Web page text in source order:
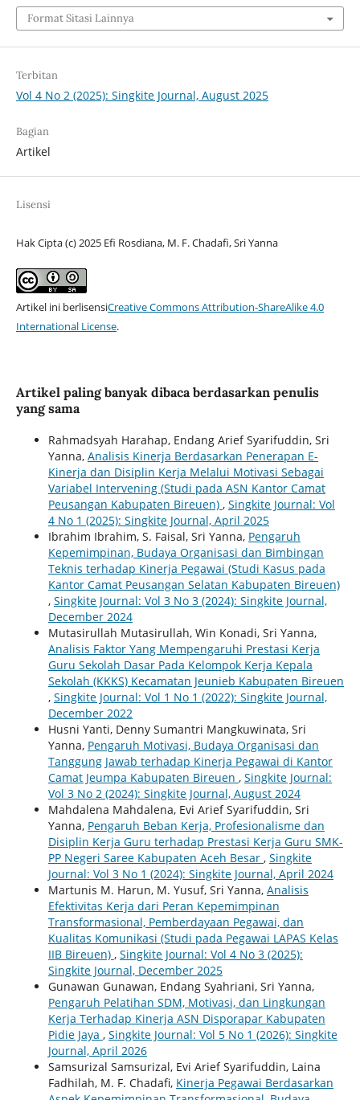
Format Sitasi Lainnya
Terbitan
Vol 4 No 2 (2025): Singkite Journal, August 2025
Bagian
Artikel
Lisensi
Hak Cipta (c) 2025 Efi Rosdiana, M. F. Chadafi, Sri Yanna
Artikel ini berlisensiCreative Commons Attribution-ShareAlike 4.0
International License.
Artikel paling banyak dibaca berdasarkan penulis
yang sama
Rahmadsyah Harahap, Endang Arief Syarifuddin, Sri
Yanna, Analisis Kinerja Berdasarkan Penerapan E-
Kinerja dan Disiplin Kerja Melalui Motivasi Sebagai
Variabel Intervening (Studi pada ASN Kantor Camat
Peusangan Kabupaten Bireuen) , Singkite Journal: Vol
4 No 1 (2025): Singkite Journal, April 2025
Ibrahim Ibrahim, S. Faisal, Sri Yanna, Pengaruh
Kepemimpinan, Budaya Organisasi dan Bimbingan
Teknis terhadap Kinerja Pegawai (Studi Kasus pada
Kantor Camat Peusangan Selatan Kabupaten Bireuen)
, Singkite Journal: Vol 3 No 3 (2024): Singkite Journal,
December 2024
Mutasirullah Mutasirullah, Win Konadi, Sri Yanna,
Analisis Faktor Yang Mempengaruhi Prestasi Kerja
Guru Sekolah Dasar Pada Kelompok Kerja Kepala
Sekolah (KKKS) Kecamatan Jeunieb Kabupaten Bireuen
, Singkite Journal: Vol 1 No 1 (2022): Singkite Journal,
December 2022
Husni Yanti, Denny Sumantri Mangkuwinata, Sri
Yanna, Pengaruh Motivasi, Budaya Organisasi dan
Tanggung Jawab terhadap Kinerja Pegawai di Kantor
Camat Jeumpa Kabupaten Bireuen , Singkite Journal:
Vol 3 No 2 (2024): Singkite Journal, August 2024
Mahdalena Mahdalena, Evi Arief Syarifuddin, Sri
Yanna, Pengaruh Beban Kerja, Profesionalisme dan
Disiplin Kerja Guru terhadap Prestasi Kerja Guru SMK-
PP Negeri Saree Kabupaten Aceh Besar , Singkite
Journal: Vol 3 No 1 (2024): Singkite Journal, April 2024
Martunis M. Harun, M. Yusuf, Sri Yanna, Analisis
Efektivitas Kerja dari Peran Kepemimpinan
Transformasional, Pemberdayaan Pegawai, dan
Kualitas Komunikasi (Studi pada Pegawai LAPAS Kelas
IIB Bireuen) , Singkite Journal: Vol 4 No 3 (2025):
Singkite Journal, December 2025
Gunawan Gunawan, Endang Syahriani, Sri Yanna,
Pengaruh Pelatihan SDM, Motivasi, dan Lingkungan
Kerja Terhadap Kinerja ASN Disporapar Kabupaten
Pidie Jaya , Singkite Journal: Vol 5 No 1 (2026): Singkite
Journal, April 2026
Samsurizal Samsurizal, Evi Arief Syarifuddin, Laina
Fadhilah, M. F. Chadafi, Kinerja Pegawai Berdasarkan